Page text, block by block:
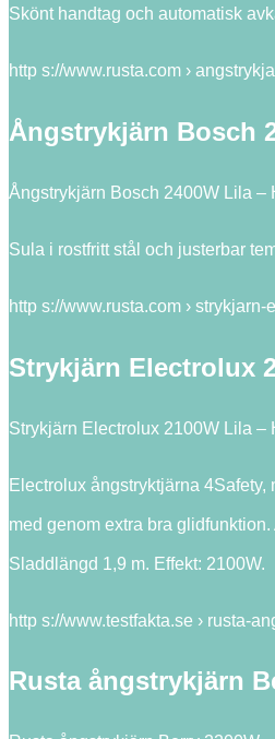
Skönt handtag och automatisk
http s://www.rusta.com ›
Ångstrykjärn Bosch
Ångstrykjärn Bosch 2400W Lila –
Sula i rostfritt stål och justerbar
http s://www.rusta.com ›
Strykjärn Electrolux
Strykjärn Electrolux 2100W Lila –
Electrolux ångstryktjärna
med genom extra bra
Sladdlängd 1,9 m. Effekt: 2100W.
http s://www.testfakta.se › rusta-
Rusta ångstrykjärn